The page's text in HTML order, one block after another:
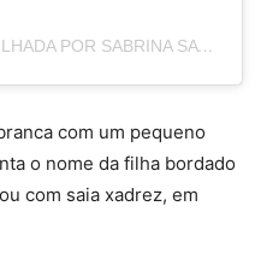
UMA PUBLICAÇÃO COMPARTILHADA POR SABRINA SATO 🅱️+ (@SABRINASATO)
com um pequeno
o nome da filha bordado
com saia xadrez, em